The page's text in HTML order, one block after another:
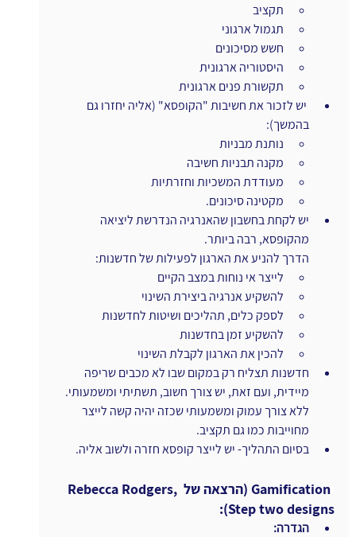
תקציב
תגמול ארגוני
חשש מסיכונים
היסטוריה ארגונית
תקשורת פנים ארגונית
יש לזכור את חשיבות "הקופסא" (אליה יחזרו גם
בהמשך):
נותנת מבניות
מקנה תבניות חשיבה
מעודדת המשכיות וחזרתיות
מקטינה סיכונים.
יש לקחת בחשבון שהאנרגיה הנדרשת ליציאה
מהקופסא, רבה ביותר.
הדרך להניע את הארגון לפעילות של חדשנות:
לייצר אי נוחות במצב הקיים
להשקיע אנרגיה ביצירת השינוי
לספק כלים, תהליכים ושיטות לחדשנות
להשקיע זמן בחדשנות
להכין את הארגון לקבלת השינוי
חדשנות תצליח רק במקום שבו לא מכבים שריפה
מיידית, ועם זאת, יש צורך חשוב, תשתיתי ומשמעותי.
ללא צורך עמוק ומשמעותי שכזה יהיה קשה לייצר
מחוייבות כמו גם תקציב.
בסיום התהליך- יש לייצר קופסא חזרה ולשוב אליה.
Gamification (הרצאה של Rebecca Rodgers,
Step two designs):
הגדרה: